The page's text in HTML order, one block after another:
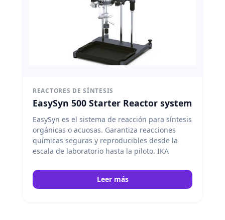
REACTORES DE SÍNTESIS
EasySyn 500 Starter Reactor system
EasySyn es el sistema de reacción para síntesis
orgánicas o acuosas. Garantiza reacciones
químicas seguras y reproducibles desde la
escala de laboratorio hasta la piloto. IKA
Leer más